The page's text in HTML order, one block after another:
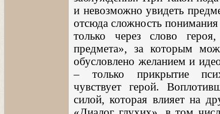
и невозможно увидеть
отсюда сложность
только через слово
предмета», за которым
обусловлено желанием и
– только прикрытие
чувствует герой.
силой, которая влияет на